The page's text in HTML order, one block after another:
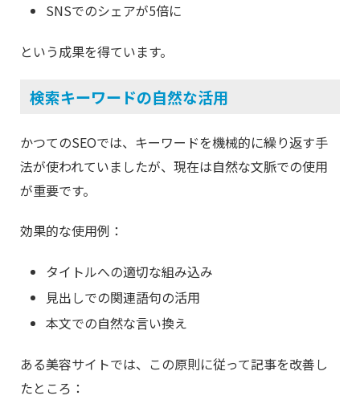
SNSでのシェアが5倍に
という成果を得ています。
検索キーワードの自然な活用
かつてのSEOでは、キーワードを機械的に繰り返す手
法が使われていましたが、現在は自然な文脈での使用
が重要です。
効果的な使用例：
タイトルへの適切な組み込み
見出しでの関連語句の活用
本文での自然な言い換え
ある美容サイトでは、この原則に従って記事を改善し
たところ：